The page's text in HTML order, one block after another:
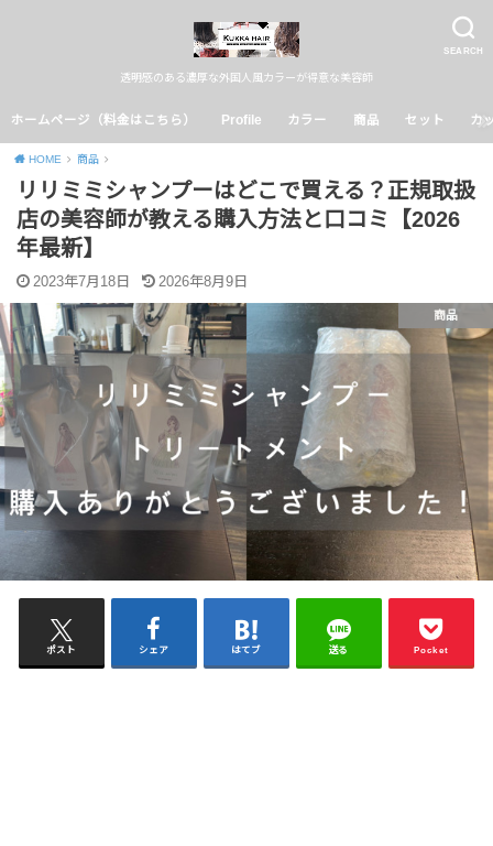
SEARCH
透明感のある濃厚な外国人風カラーが得意な美容師
ホームページ（料金はこちら） Profile カラー 商品 セット カ
HOME 商品
リリミミシャンプーはどこで買える？正規取扱
店の美容師が教える購入方法と口コミ【2026
年最新】
2023年7月18日 2026年8月9日
商品
ポスト シェア はてブ 送る Pocket